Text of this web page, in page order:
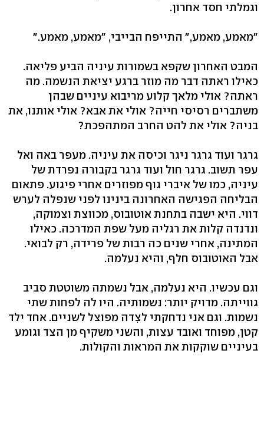
וגמלתי חסד אחרון.
"מאמע, מאמע," התייפח הבייבי, "מאמע, מאמע."
המבט האחרון שקפא בשמורות עיניה הביע פליאה.
כאילו ראתה דבר מה מוזר ברגע יציאת הנשמה. מה
ראתה? אולי מלאך קלוע מריבוא עיניים שבהן
משתברים רסיסי חייה? אולי את אבא? אולי אותנו, את
בניה? אולי את להט החרב המתהפכת?
גרגר ועוד גרגר ניגר וכיסה את עיניה. מעפר באה ואל
עפר תשוב. גרגר חול ועוד גרגר בקבורה נפרדת של
עיניה, כמו של איברי גוף מפוזרים אחרי פיגוע. פתאום
הבליחה הפגישה האחרונה בינינו לפני שנפלה לערש
דווי. היא ישבה בתחנת אוטובוס, מכווצת וצמוקה,
ונדנדה קלות את רגליה מעל שפת המדרכה. כאילו
המתינה, אחרי שנים כה רבות של פרידה, רק לבואי.
אבל האוטובוס חלף, והיא נעלמה.
וגם עכשיו. היא נעלמה, אבל נשמתה משוטטת סביב
גווייתה. מדויק יותר: נשמותיה. היו לה לפחות שתי
נשמות. וגם אני נדחקתי לצִדה מפוצל לשניים. אחד ילד
קטן, מפוחד ואובד עצות, והשני משקיף מן הצד וגומע
בעיניים שוקקות את המראות והקולות.